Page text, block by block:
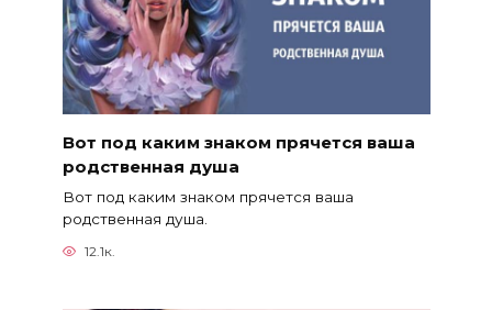
Вот под каким знаком прячется ваша
родственная душа
Вот под каким знаком прячется ваша
родственная душа.
12.1к.